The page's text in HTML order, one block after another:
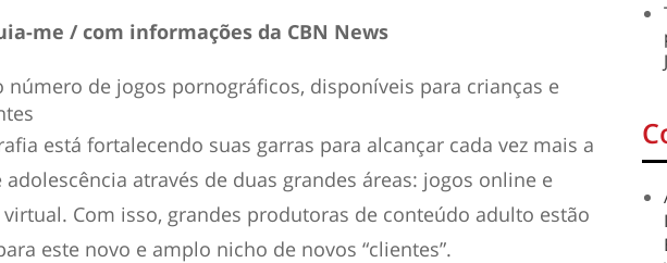
me / com informações da CBN News
está fortalecendo suas garras para alcançar cada vez mais a
adolescência através de duas grandes áreas: jogos online e
Com isso, grandes produtoras de conteúdo adulto estão
este novo e amplo nicho de novos “clientes”.